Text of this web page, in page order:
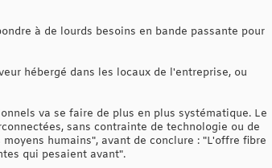
à de lourds besoins en bande passante pour
hébergé dans les locaux de l'entreprise, ou
va se faire de plus en plus systématique. Le
sans contrainte de technologie ou de
humains", avant de conclure : "L'offre fibre
qui pesaient avant".